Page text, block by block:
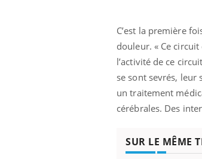
C’est la première
douleur. « Ce
l’activité de ce
se sont sevrés, leur
un traitement
cérébrales. Des
SUR LE MÊME